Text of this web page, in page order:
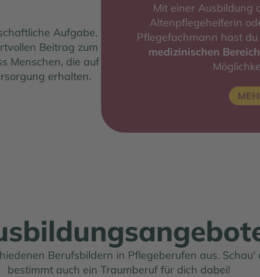
Aufgabe.
Beitrag zum
Menschen, die auf
erhalten.
Mit einer Ausbildung
Altenpflegehelferin
Pflegefachmann hast du
medizinischen Bereich
Berufsbildern in Pflegeberufen aus. Schau'
bestimmt auch ein Traumberuf für dich dabei!